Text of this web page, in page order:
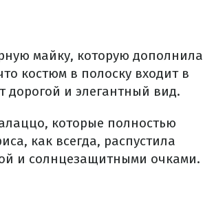
майку, которую дополнила
костюм в полоску входит в
дорогой и элегантный вид.
которые полностью
как всегда, распустила
и солнцезащитными очками.